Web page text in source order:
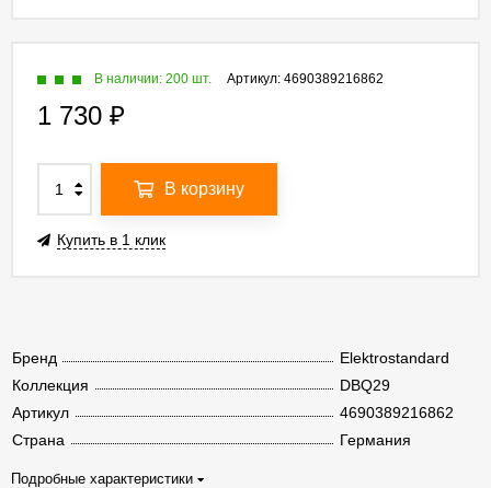
Бренд
Elektrostandard
Коллекция
DBQ29
Артикул
4690389216862
Страна
Германия
Подробные характеристики
Артикул: 4690389216862
В наличии: 200 шт.
1 730 ₽
В корзину
Купить в 1 клик